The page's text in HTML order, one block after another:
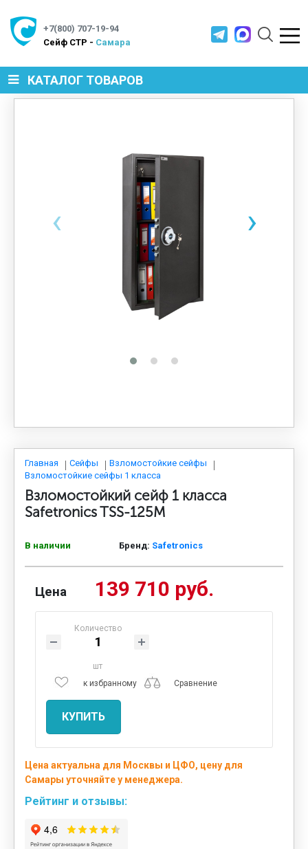
+7(800) 707-19-94
Cейф СТР - Самара
КАТАЛОГ ТОВАРОВ
МЕТАЛЛИЧЕСКАЯ МЕБЕЛЬ
МЕТАЛЛИЧЕСКИЕ СТЕЛЛАЖИ
ПРОИЗВОДСТВЕННАЯ МЕБЕЛЬ
МЕДИЦИНСКАЯ МЕБЕЛЬ
СИСТЕМЫ ХРАНЕНИЯ
МЕБЕЛЬ ДЛЯ ДОМА
МЕБЕЛЬ ДЛЯ СТОЛОВЫХ
‹ ›
Главная Сейфы
Взломостойкие сейфы
Взломостойкие сейфы 1 класса
Взломостойкий сейф 1 класса
Safetronics TSS-125M
В наличии Бренд: Safetronics
Цена 139 710 руб.
Количество
шт
к избранному
Сравнение
КУПИТЬ
Цена актуальна для Москвы и ЦФО, цену для
Самары уточняйте у менеджера.
Рейтинг и отзывы: